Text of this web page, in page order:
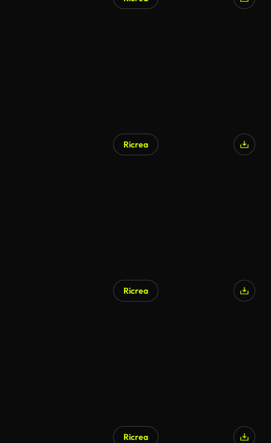
Ricrea
Ricrea
Ricrea